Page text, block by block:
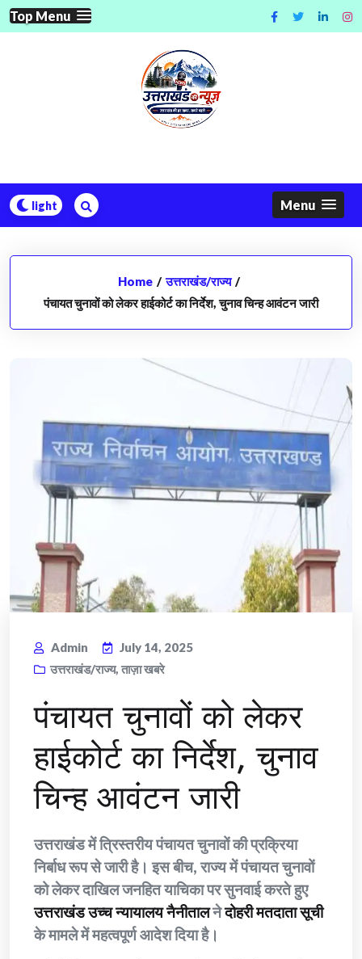
Skip
to
Top Menu
Menu
Home / उत्तराखंड/राज्य /
पंचायत चुनावों को लेकर हाईकोर्ट का निर्देश, चुनाव चिन्ह आवंटन जारी
Admin
July 14, 2025
उत्तराखंड/राज्य, ताज़ा खबरे
पंचायत चुनावों को लेकर
हाईकोर्ट का निर्देश, चुनाव
चिन्ह आवंटन जारी
उत्तराखंड में त्रिस्तरीय पंचायत चुनावों की प्रक्रिया
निर्बाध रूप से जारी है। इस बीच, राज्य में पंचायत चुनावों
को लेकर दाखिल जनहित याचिका पर सुनवाई करते हुए
उत्तराखंड उच्च न्यायालय नैनीतालनेदोहरी मतदाता सूची
के मामले में महत्वपूर्ण आदेश दिया है।